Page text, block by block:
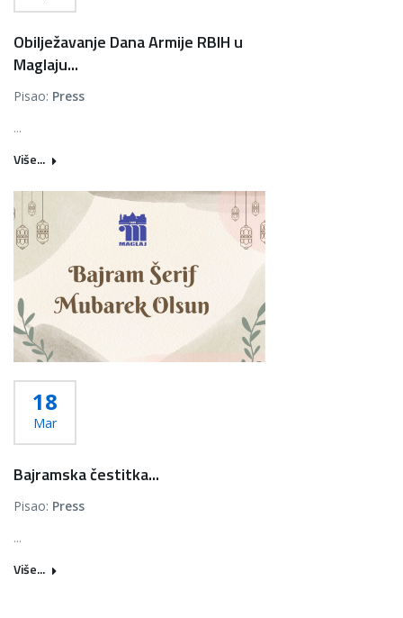
Obilježavanje Dana Armije RBIH u
Maglaju...
Pisao: Press
...
Više...
18
Mar
Bajramska čestitka...
Pisao: Press
...
Više...